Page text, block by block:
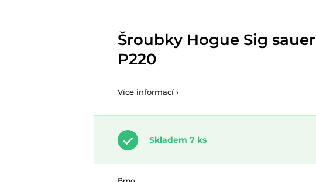
Šroubky Hogue Sig sauer
P220
Více informací ›
Skladem 7 ks